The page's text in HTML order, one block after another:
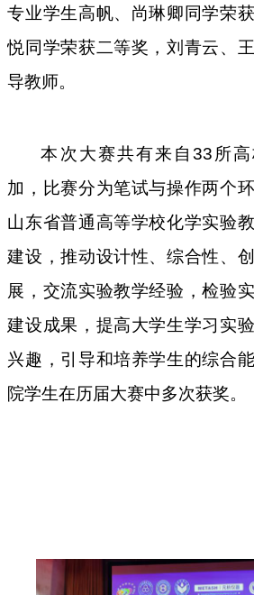
专业学生高帆、尚琳卿同学荣
悦同学荣获二等奖，刘青云、
导教师。
本次大赛共有来自 33所
加，比赛分为笔试与操作两个
山东省普通高等学校化学实验
建设，推动设计性、综合性、
展，交流实验教学经验，检验
建设成果，提高大学生学习实
兴趣，引导和培养学生的综合
院学生在历届大赛中多次获奖。